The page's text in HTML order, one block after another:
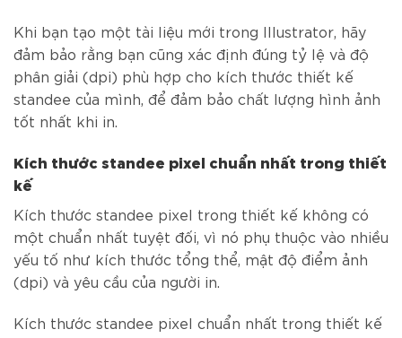
Khi bạn tạo một tài liệu mới trong Illustrator, hãy
đảm bảo rằng bạn cũng xác định đúng tỷ lệ và độ
phân giải (dpi) phù hợp cho kích thước thiết kế
standee của mình, để đảm bảo chất lượng hình ảnh
tốt nhất khi in.
Kích thước standee pixel chuẩn nhất trong thiết
kế
Kích thước standee pixel trong thiết kế không có
một chuẩn nhất tuyệt đối, vì nó phụ thuộc vào nhiều
yếu tố như kích thước tổng thể, mật độ điểm ảnh
(dpi) và yêu cầu của người in.
Kích thước standee pixel chuẩn nhất trong thiết kế